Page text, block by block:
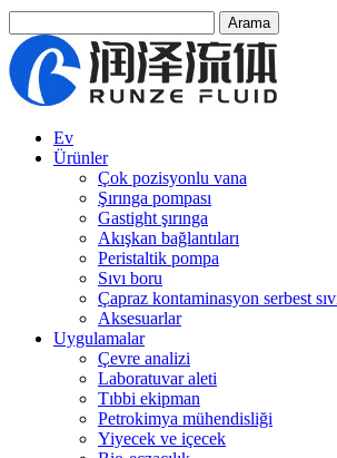
Arama
Ev
Ürünler
Çok pozisyonlu vana
Şırınga pompası
Gastight şırınga
Akışkan bağlantıları
Peristaltik pompa
Sıvı boru
Çapraz kontaminasyon serbest
Aksesuarlar
Uygulamalar
Çevre analizi
Laboratuvar aleti
Tıbbi ekipman
Petrokimya mühendisliği
Yiyecek ve içecek